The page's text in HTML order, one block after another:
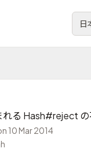
日
れる Hash#reject
10 Mar 2014